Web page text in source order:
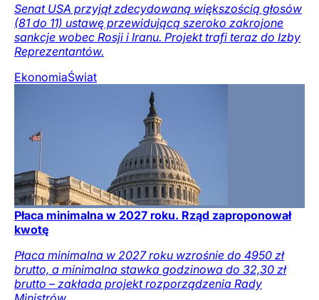
Senat USA przyjął zdecydowaną większością głosów
(81 do 11) ustawę przewidującą szeroko zakrojone
sankcje wobec Rosji i Iranu. Projekt trafi teraz do Izby
Reprezentantów.
EkonomiaŚwiat
Płaca minimalna w 2027 roku. Rząd zaproponował
kwotę
Płaca minimalna w 2027 roku wzrośnie do 4950 zł
brutto, a minimalna stawka godzinowa do 32,30 zł
brutto – zakłada projekt rozporządzenia Rady